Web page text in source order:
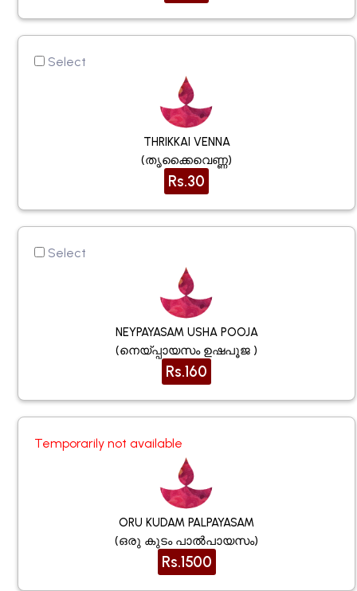
Select
THRIKKAI VENNA
(തൃക്കൈവെണ്ണ)
Rs.30
Select
NEYPAYASAM USHA POOJA
(നെയ്പ്പായസം ഉഷപൂജ )
Rs.160
Temporarily not available
ORU KUDAM PALPAYASAM
(ഒരു കുടം പാൽപായസം)
Rs.1500